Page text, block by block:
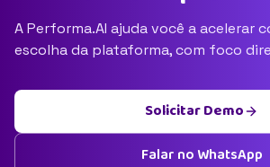
A Performa.AI ajuda você a acelerar
escolha da plataforma, com foco
Solicitar Demo
Falar no WhatsApp